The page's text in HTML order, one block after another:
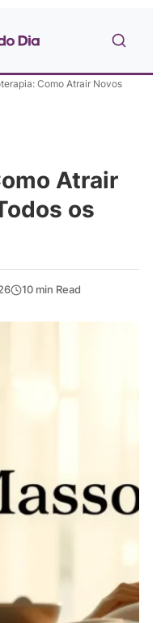
Como Atrair Novos
Atrair
os
10 min Read